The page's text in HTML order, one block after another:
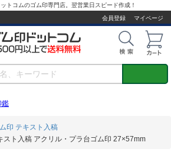
トコムのゴム印専門店。翌営業日スピード作成！
会員登録
マイページ
鑑
印 テキスト入稿
スト入稿 アクリル・プラ台ゴム印 27×57mm